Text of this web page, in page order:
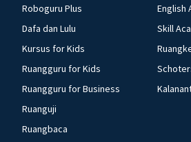
Roboguru Plus
Dafa dan Lulu
Kursus for Kids
Ruangguru for Kids
Ruangguru for Business
Ruanguji
Ruangbaca
English
Skill